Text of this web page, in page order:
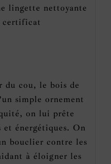
lingette nettoyante
certificat
du cou, le bois de
simple ornement
on lui prête
et énergétiques. On
bouclier contre les
à éloigner les